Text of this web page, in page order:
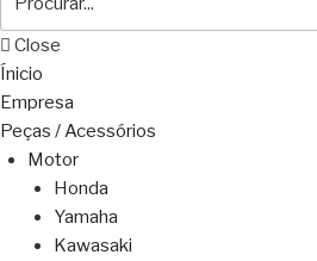
Close
Ínicio
Empresa
Peças / Acessórios
Motor
Honda
Yamaha
Kawasaki